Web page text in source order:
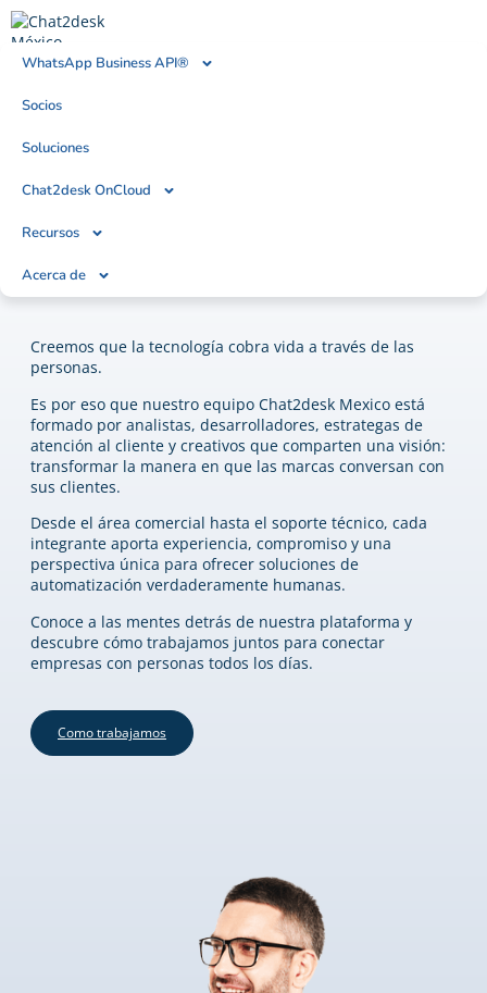
WhatsApp Business API®
Socios
Soluciones
Chat2desk OnCloud
Recursos
Acerca de
NUESTRO EQUIPO
¡Conoce al equipo de
Chat2desk México!
Creemos que la tecnología cobra vida a través de las
personas.
Es por eso que nuestro equipo Chat2desk Mexico está
formado por analistas, desarrolladores, estrategas de
atención al cliente y creativos que comparten una visión:
transformar la manera en que las marcas conversan con
sus clientes.
Desde el área comercial hasta el soporte técnico, cada
integrante aporta experiencia, compromiso y una
perspectiva única para ofrecer soluciones de
automatización verdaderamente humanas.
Conoce a las mentes detrás de nuestra plataforma y
descubre cómo trabajamos juntos para conectar
empresas con personas todos los días.
Como trabajamos